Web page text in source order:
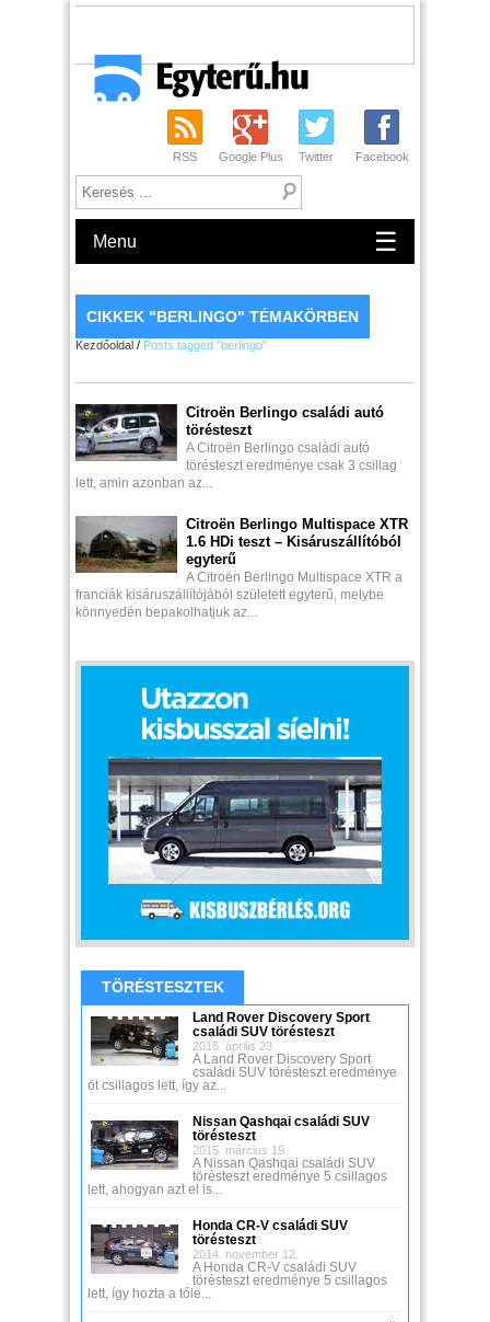
RSS Google Plus Twitter Facebook
Menu ☰
CIKKEK "BERLINGO" TÉMAKÖRBEN
Kezdőoldal / Posts tagged "berlingo"
Citroën Berlingo családi autó
törésteszt
A Citroën Berlingo családi autó
törésteszt eredménye csak 3 csillag
lett, amin azonban az...
Citroën Berlingo Multispace XTR
1.6 HDi teszt – Kisáruszállítóból
egyterű
A Citroën Berlingo Multispace XTR a
franciák kisáruszállítójából született egyterű, melybe
könnyedén bepakolhatjuk az...
TÖRÉSTESZTEK
Land Rover Discovery Sport
családi SUV törésteszt
2015. április 23.
A Land Rover Discovery Sport
családi SUV törésteszt eredménye
öt csillagos lett, így az...
Nissan Qashqai családi SUV
törésteszt
2015. március 19.
A Nissan Qashqai családi SUV
törésteszt eredménye 5 csillagos
lett, ahogyan azt el is...
Honda CR-V családi SUV
törésteszt
2014. november 12.
A Honda CR-V családi SUV
törésteszt eredménye 5 csillagos
lett, így hozta a tőle...